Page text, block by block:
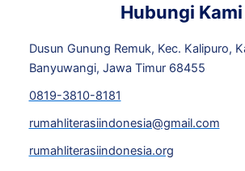
Hubungi Kami
Dusun Gunung Remuk, Kec. Kalipuro,
Banyuwangi, Jawa Timur 68455
0819-3810-8181
rumahliterasiindonesia@gmail.com
rumahliterasiindonesia.org